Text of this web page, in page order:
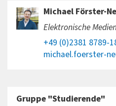
Michael Förster-
Elektronische
+49 (0)2381 8789-
michael.foerster-
Gruppe "Studierende"